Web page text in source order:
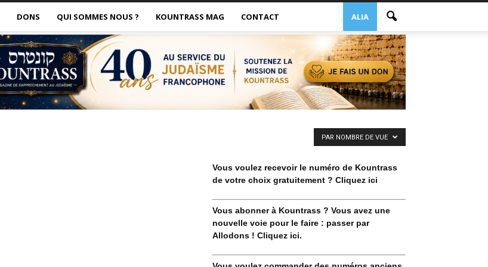
DONS ALIA
QUI SOMMES NOUS ? KOUNTRASS MAG CONTACT
PAR NOMBRE DE VUE
Vous voulez recevoir le numéro de Kountrass
de votre choix gratuitement ? Cliquez ici
Vous abonner à Kountrass ? Vous avez une
nouvelle voie pour le faire : passer par
Allodons ! Cliquez ici.